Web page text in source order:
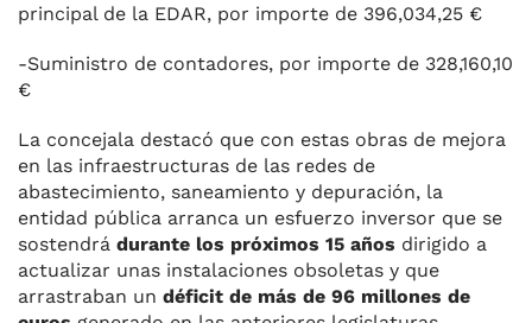
principal de la EDAR, por importe de 396,034,25 €
-Suministro de contadores, por importe de 328,160,10
€
La concejala destacó que con estas obras de mejora
en las infraestructuras de las redes de
abastecimiento, saneamiento y depuración, la
entidad pública arranca un esfuerzo inversor que se
sostendrá durante los próximos 15 años dirigido a
actualizar unas instalaciones obsoletas y que
arrastraban un déficit de más de 96 millones de